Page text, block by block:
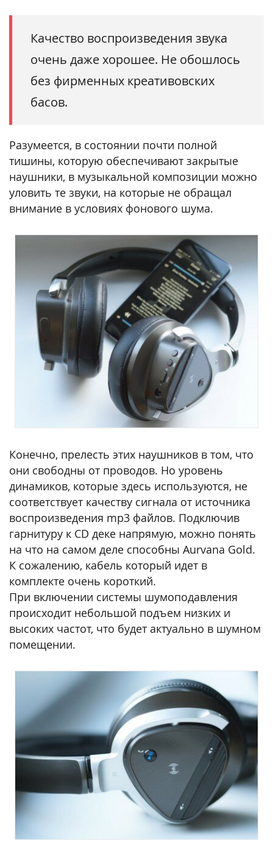
Качество воспроизведения звука
очень даже хорошее. Не обошлось
без фирменных креативовских
басов.
Разумеется, в состоянии почти полной
тишины, которую обеспечивают закрытые
наушники, в музыкальной композиции можно
уловить те звуки, на которые не обращал
внимание в условиях фонового шума.
Конечно, прелесть этих наушников в том, что
они свободны от проводов. Но уровень
динамиков, которые здесь используются, не
соответствует качеству сигнала от источника
воспроизведения mp3 файлов. Подключив
гарнитуру к CD деке напрямую, можно понять
на что на самом деле способны Aurvana Gold.
К сожалению, кабель который идет в
комплекте очень короткий.
При включении системы шумоподавления
происходит небольшой подъем низких и
высоких частот, что будет актуально в шумном
помещении.